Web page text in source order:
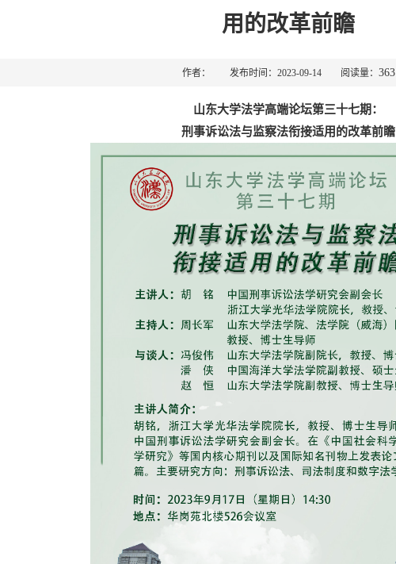
用的改革前瞻
作者： 发布时间：2023-09-14 阅读量： 363
山东大学法学高端论坛第三十七期：
刑事诉讼法与监察法衔接适用的改革前瞻